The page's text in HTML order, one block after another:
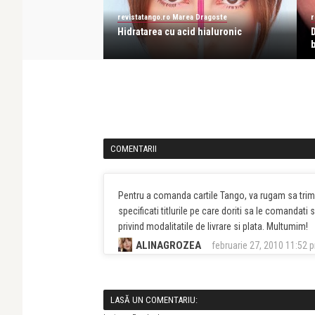
revistatango.ro Marea Dragoste
Hidratarea cu acid hialuronic
COMENTARII
Pentru a comanda cartile Tango, va rugam sa
specificati titlurile pe care doriti sa le comandati
privind modalitatile de livrare si plata. Multumim!
ALINAGROZEA februarie 27, 2010 11:52
LASĂ UN COMENTARIU: